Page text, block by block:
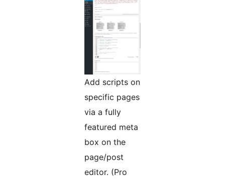
Add scripts on
specific pages
via a fully
featured meta
box on the
page/post
editor. (Pro